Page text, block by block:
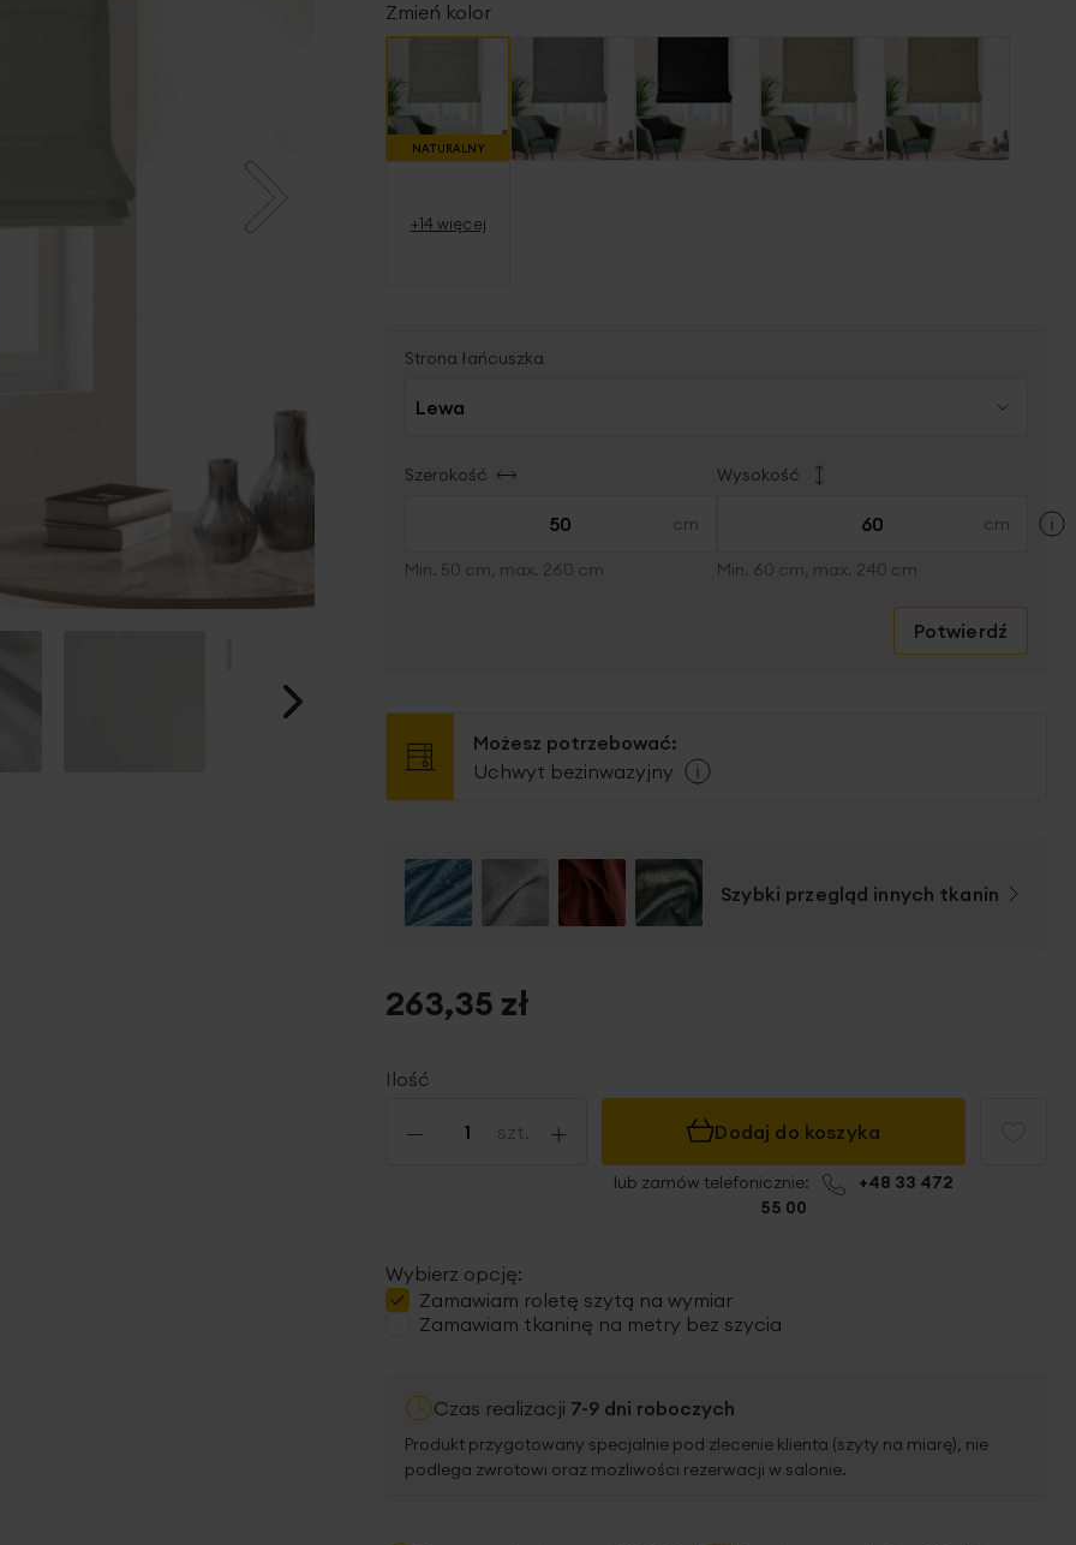
Zmień kolor
NATURALNY
+14 więcej
Strona łańcuszka
Szerokość
Min. 50 cm, max. 260 cm
Wysokość
Min. 60 cm, max. 240 cm
Potwierdź
Możesz potrzebować:
Uchwyt bezinwazyjny
Szybki przegląd innych tkanin
263,35 zł
Ilość
- szt. + Dodaj do koszyka
lub zamów telefonicznie:
+48 33 472
55 00
Wybierz opcję:
Zamawiam roletę szytą na wymiar
Zamawiam tkaninę na metry bez szycia
Czas realizacji 7-9 dni roboczych
Produkt przygotowany specjalnie pod zlecenie klienta (szyty na miarę), nie
podlega zwrotowi oraz możliwości rezerwacji w salonie.